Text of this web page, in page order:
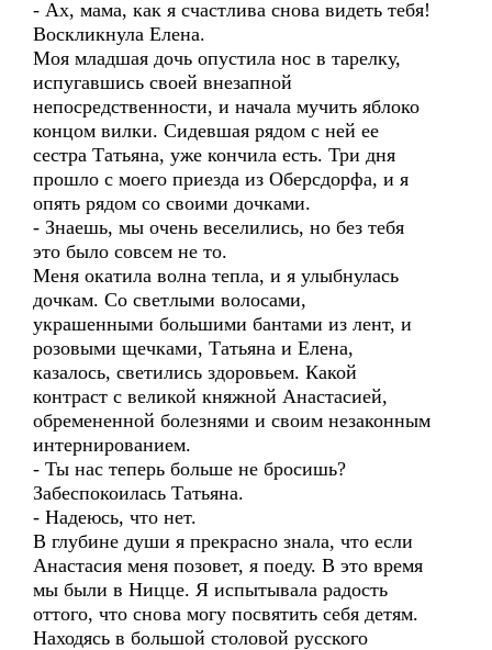
- Ах, мама, как я счастлива снова видеть тебя!
Воскликнула Елена.
Моя младшая дочь опустила нос в тарелку,
испугавшись своей внезапной
непосредственности, и начала мучить яблоко
концом вилки. Сидевшая рядом с ней ее
сестра Татьяна, уже кончила есть. Три дня
прошло с моего приезда из Оберсдорфа, и я
опять рядом со своими дочками.
- Знаешь, мы очень веселились, но без тебя
это было совсем не то.
Меня окатила волна тепла, и я улыбнулась
дочкам. Со светлыми волосами,
украшенными большими бантами из лент, и
розовыми щечками, Татьяна и Елена,
казалось, светились здоровьем. Какой
контраст с великой княжной Анастасией,
обремененной болезнями и своим незаконным
интернированием.
- Ты нас теперь больше не бросишь?
Забеспокоилась Татьяна.
- Надеюсь, что нет.
В глубине души я прекрасно знала, что если
Анастасия меня позовет, я поеду. В это время
мы были в Ницце. Я испытывала радость
оттого, что снова могу посвятить себя детям.
Находясь в большой столовой русского